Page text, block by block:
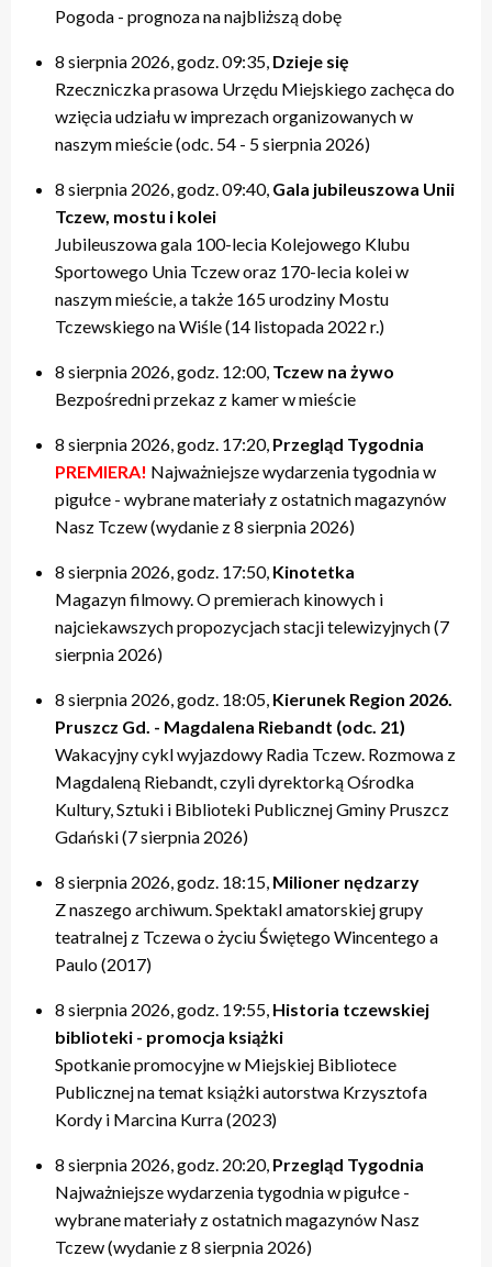
Pogoda - prognoza na najbliższą dobę
8 sierpnia 2026, godz. 09:35, Dzieje się
Rzeczniczka prasowa Urzędu Miejskiego zachęca do
wzięcia udziału w imprezach organizowanych w
naszym mieście (odc. 54 - 5 sierpnia 2026)
8 sierpnia 2026, godz. 09:40, Gala jubileuszowa Unii
Tczew, mostu i kolei
Jubileuszowa gala 100-lecia Kolejowego Klubu
Sportowego Unia Tczew oraz 170-lecia kolei w
naszym mieście, a także 165 urodziny Mostu
Tczewskiego na Wiśle (14 listopada 2022 r.)
8 sierpnia 2026, godz. 12:00, Tczew na żywo
Bezpośredni przekaz z kamer w mieście
8 sierpnia 2026, godz. 17:20, Przegląd Tygodnia
PREMIERA! Najważniejsze wydarzenia tygodnia w
pigułce - wybrane materiały z ostatnich magazynów
Nasz Tczew (wydanie z 8 sierpnia 2026)
8 sierpnia 2026, godz. 17:50, Kinotetka
Magazyn filmowy. O premierach kinowych i
najciekawszych propozycjach stacji telewizyjnych (7
sierpnia 2026)
8 sierpnia 2026, godz. 18:05, Kierunek Region 2026.
Pruszcz Gd. - Magdalena Riebandt (odc. 21)
Wakacyjny cykl wyjazdowy Radia Tczew. Rozmowa z
Magdaleną Riebandt, czyli dyrektorką Ośrodka
Kultury, Sztuki i Biblioteki Publicznej Gminy Pruszcz
Gdański (7 sierpnia 2026)
8 sierpnia 2026, godz. 18:15, Milioner nędzarzy
Z naszego archiwum. Spektakl amatorskiej grupy
teatralnej z Tczewa o życiu Świętego Wincentego a
Paulo (2017)
8 sierpnia 2026, godz. 19:55, Historia tczewskiej
biblioteki - promocja książki
Spotkanie promocyjne w Miejskiej Bibliotece
Publicznej na temat książki autorstwa Krzysztofa
Kordy i Marcina Kurra (2023)
8 sierpnia 2026, godz. 20:20, Przegląd Tygodnia
Najważniejsze wydarzenia tygodnia w pigułce -
wybrane materiały z ostatnich magazynów Nasz
Tczew (wydanie z 8 sierpnia 2026)